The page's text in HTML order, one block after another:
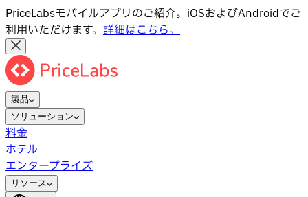
PriceLabsモバイルアプリのご紹介。iOSおよびAndroidでご
利用いただけます。 詳細はこちら。
製品
ソリューション
料金
ホテル
エンタープライズ
リソース